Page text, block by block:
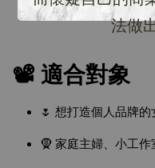
法做
✅ 加入品牌學員社群
📽️ 適合對象
🌷 想打造個人品牌的
🧕 家庭主婦、小工作